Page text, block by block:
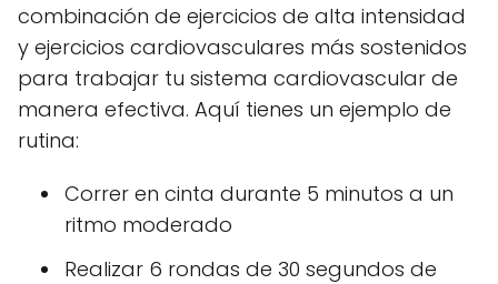
combinación de ejercicios de alta intensidad
y ejercicios cardiovasculares más sostenidos
para trabajar tu sistema cardiovascular de
manera efectiva. Aquí tienes un ejemplo de
rutina:
Correr en cinta durante 5 minutos a un
ritmo moderado
Realizar 6 rondas de 30 segundos de